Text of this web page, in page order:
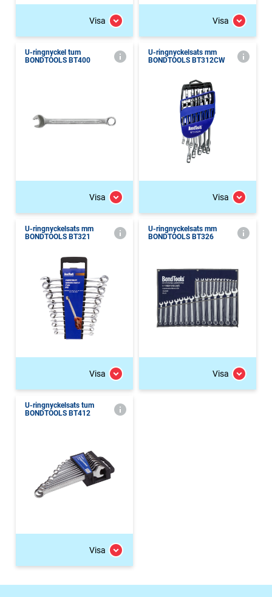
Visa Visa
U-ringnyckel tum
BONDTOOLS BT400
Visa
U-ringnyckelsats mm
BONDTOOLS BT312CW
Visa
U-ringnyckelsats mm
BONDTOOLS BT321
Visa
U-ringnyckelsats mm
BONDTOOLS BT326
Visa
U-ringnyckelsats tum
BONDTOOLS BT412
Visa